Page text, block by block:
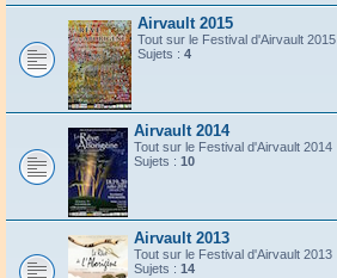
Airvault 2015
Tout sur le Festival d'Airvault 2015
Sujets : 4
Airvault 2014
Tout sur le Festival d'Airvault 2014
Sujets : 10
Airvault 2013
Tout sur le Festival d'Airvault 2013
Sujets : 14